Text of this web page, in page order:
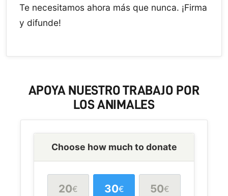
Te necesitamos ahora más que nunca. ¡Firma
y difunde!
APOYA NUESTRO TRABAJO POR
LOS ANIMALES
Choose how much to donate
20€ 30€ 50€